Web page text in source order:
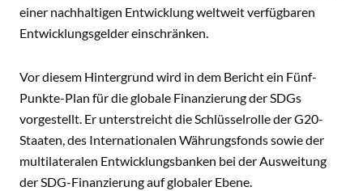
einer nachhaltigen Entwicklung weltweit verfügbaren
Entwicklungsgelder einschränken.
Vor diesem Hintergrund wird in dem Bericht ein Fünf-
Punkte-Plan für die globale Finanzierung der SDGs
vorgestellt. Er unterstreicht die Schlüsselrolle der G20-
Staaten, des Internationalen Währungsfonds sowie der
multilateralen Entwicklungsbanken bei der Ausweitung
der SDG-Finanzierung auf globaler Ebene.